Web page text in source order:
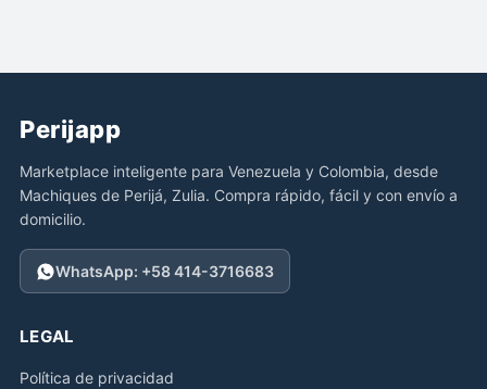
Perijapp
Marketplace inteligente para Venezuela y Colombia, desde
Machiques de Perijá, Zulia. Compra rápido, fácil y con envío a
domicilio.
WhatsApp: +58 414-3716683
LEGAL
Política de privacidad